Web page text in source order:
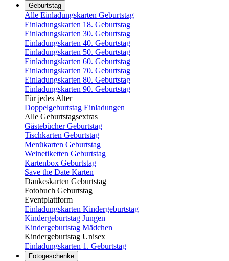
Geburtstag
Alle Einladungskarten Geburtstag
Einladungskarten 18. Geburtstag
Einladungskarten 30. Geburtstag
Einladungskarten 40. Geburtstag
Einladungskarten 50. Geburtstag
Einladungskarten 60. Geburtstag
Einladungskarten 70. Geburtstag
Einladungskarten 80. Geburtstag
Einladungskarten 90. Geburtstag
Für jedes Alter
Doppelgeburtstag Einladungen
Alle Geburtstagsextras
Gästebücher Geburtstag
Tischkarten Geburtstag
Menükarten Geburtstag
Weinetiketten Geburtstag
Kartenbox Geburtstag
Save the Date Karten
Dankeskarten Geburtstag
Fotobuch Geburtstag
Eventplattform
Einladungskarten Kindergeburtstag
Kindergeburtstag Jungen
Kindergeburtstag Mädchen
Kindergeburtstag Unisex
Einladungskarten 1. Geburtstag
Fotogeschenke